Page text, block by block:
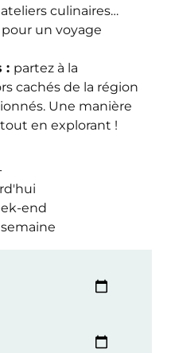
culinaires…
un voyage
: partez à la
cachés de la région
Une manière
en explorant !
end